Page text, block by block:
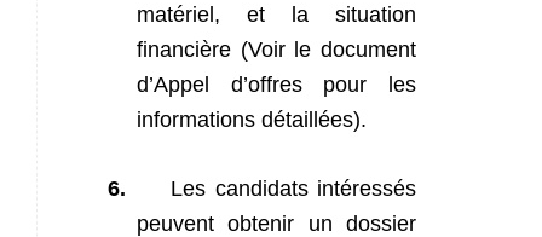
matériel, et la situation
financière (Voir le document
d’Appel d’offres pour les
informations détaillées).
6.
Les candidats intéressés
peuvent obtenir un dossier